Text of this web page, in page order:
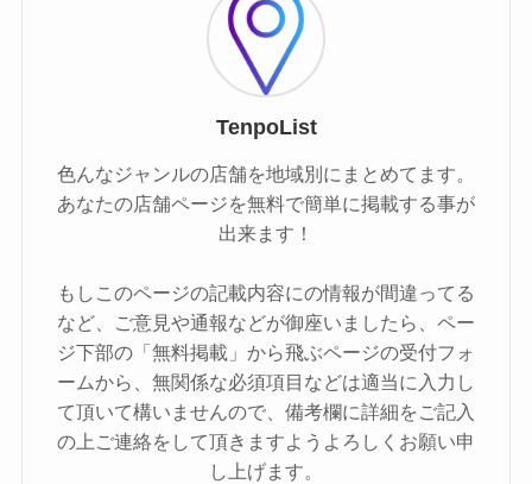
TenpoList
色んなジャンルの店舗を地域別にまとめてます。
あなたの店舗ページを無料で簡単に掲載する事が
出来ます！
もしこのページの記載内容にの情報が間違ってる
など、ご意見や通報などが御座いましたら、ペー
ジ下部の「無料掲載」から飛ぶページの受付フォ
ームから、無関係な必須項目などは適当に入力し
て頂いて構いませんので、備考欄に詳細をご記入
の上ご連絡をして頂きますようよろしくお願い申
し上げます。